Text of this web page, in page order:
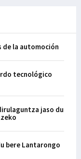
de la automoción
tecnológico
jaso du
bere Lantarongo